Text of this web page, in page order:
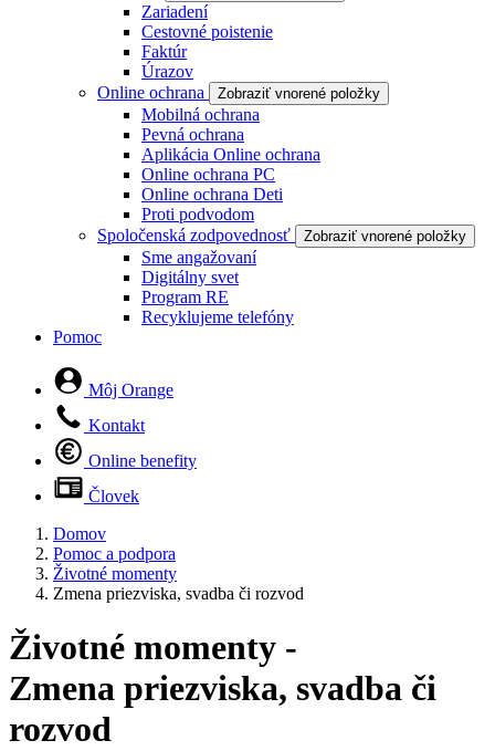
Zariadení
Cestovné poistenie
Faktúr
Úrazov
Online ochrana
Zobraziť vnorené položky
Mobilná ochrana
Pevná ochrana
Aplikácia Online ochrana
Online ochrana PC
Online ochrana Deti
Proti podvodom
Spoločenská zodpovednosť
Zobraziť vnorené položky
Sme angažovaní
Digitálny svet
Program RE
Recyklujeme telefóny
Pomoc
Môj Orange
Kontakt
Online benefity
Človek
Domov
Pomoc a podpora
Životné momenty
Zmena priezviska, svadba či rozvod
Životné momenty -
Zmena priezviska, svadba či
rozvod